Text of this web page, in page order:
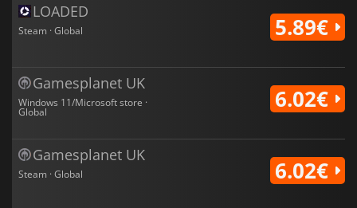
LOADED
Steam · Global 5.89€
Gamesplanet UK
Windows 11/Microsoft store ·
Global 6.02€
Gamesplanet UK
Steam · Global 6.02€